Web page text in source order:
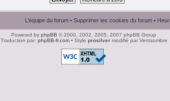
L’équipe du forum • Supprimer les cookies du forum •
Powered by phpBB © 2000, 2002, 2005, 2007 phpBB Group
Traduction par: phpBB-fr.com• Style prosilvermodifié par Ventsombre